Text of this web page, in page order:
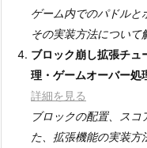
ゲーム内でのパドルと
その実装方法について
ブロック崩し拡張チュ
理・ゲームオーバー処
詳細を見る
ブロックの配置、ス
た、拡張機能の実装方